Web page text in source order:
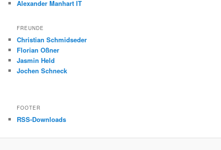
Alexander Manhart IT
FREUNDE
Christian Schmidseder
Florian Oßner
Jasmin Held
Jochen Schneck
FOOTER
RSS-Downloads